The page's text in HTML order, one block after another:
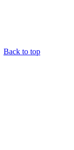
Back to top